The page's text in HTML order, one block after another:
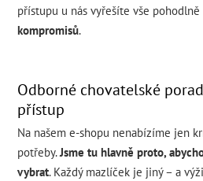
přístupu u nás vyřešíte vše pohodlně
kompromisů.
Odborné chovatelské
přístup
Na našem e-shopu nenabízíme jen
potřeby.Jsme tu hlavně proto,
vybrat. Každý mazlíček je jiný – a